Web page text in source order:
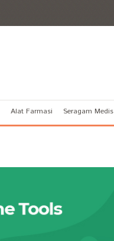
Alat Farmasi Seragam Medis